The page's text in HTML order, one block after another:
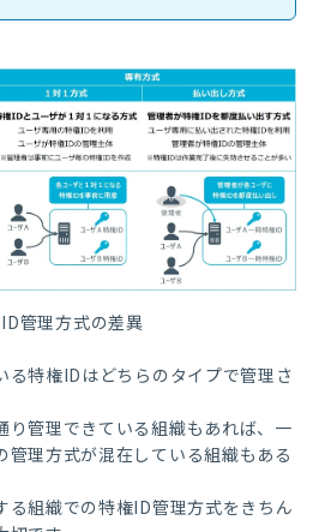
管理方式の差異
る特権IDはどちらのタイプで管理さ
り管理できている組織もあれば、一
管理方式が混在している組織もある
る組織での特権ID管理方式をきちん